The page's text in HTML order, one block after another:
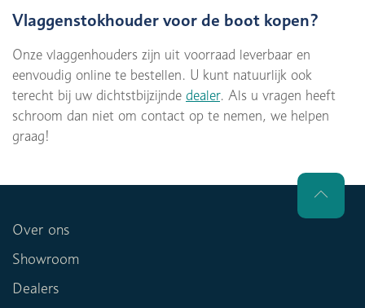
Vlaggenstokhouder voor de boot kopen?
Onze vlaggenhouders zijn uit voorraad leverbaar en
eenvoudig online te bestellen. U kunt natuurlijk ook
terecht bij uw dichtstbijzijnde dealer. Als u vragen heeft
schroom dan niet om contact op te nemen, we helpen
graag!
Over ons
Showroom
Dealers